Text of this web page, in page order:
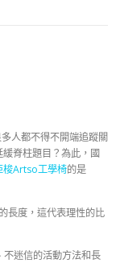
人都不得不開端追蹤關
緩脊柱題目？為此，國
梭Artso工學椅的是
長度，這代表理性的比
迷信的活動方法和長